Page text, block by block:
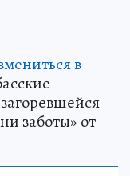
в
загоревшейся
заботы» от